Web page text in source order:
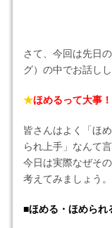
さて、今回は先日
グ）の中でお話し
★ほめるって大事！
皆さんはよく「ほ
られ上手」なんて
今日は実際なぜそ
考えてみましょう。
■ほめる・ほめられ